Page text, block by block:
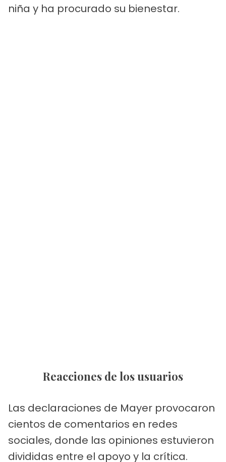
niña y ha procurado su bienestar.
Reacciones de los usuarios
Las declaraciones de Mayer provocaron
cientos de comentarios en redes
sociales, donde las opiniones estuvieron
divididas entre el apoyo y la crítica.